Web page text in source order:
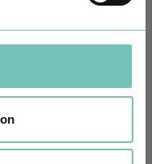
episódio combinam